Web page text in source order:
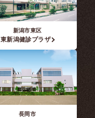
新潟市東区
東新潟健診プラザ
長岡市